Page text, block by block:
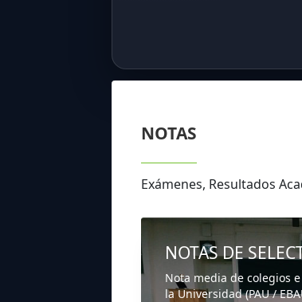
NOTAS
Exámenes, Resultados
NOTAS DE
Nota media de colegios
la Universidad (PAU /